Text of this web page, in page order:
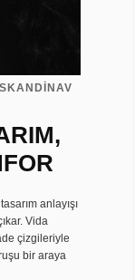
anlayışı
Vida
çizgileriyle
bir araya